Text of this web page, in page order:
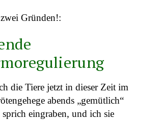
Gründen!:
die Tiere jetzt in dieser Zeit im
abends „gemütlich“
sprich eingraben, und ich sie